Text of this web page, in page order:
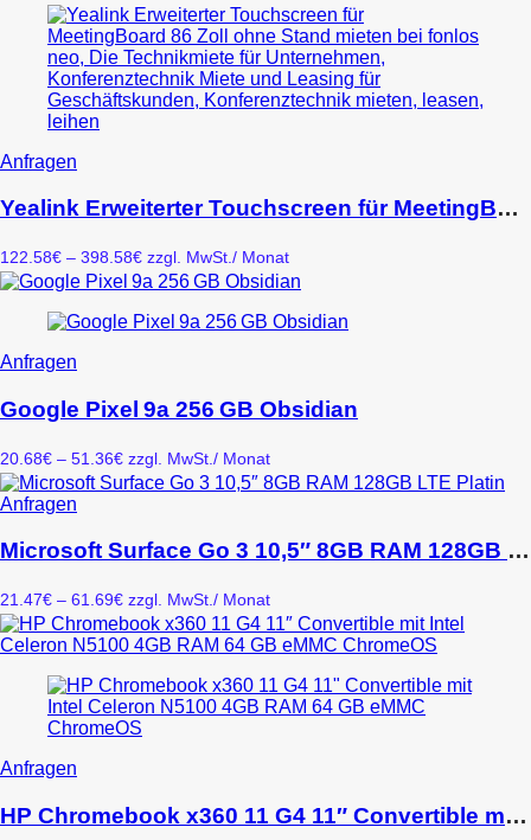
auf
der
Produktseite
gewählt
werden
Anfragen
weist
mehrere
auf.
Die
Optionen
können
der
gewählt
Yealink Erweiterter Touchscreen für MeetingBoard 86 Zoll ohne Stand
122.58€ – 398.58€Preisspanne:
122.58€
398.58€
zzgl. MwSt. / Monat
Anfragen
weist
mehrere
auf.
Die
Optionen
auf
Produktseite
gewählt
werden
Google Pixel 9a 256 GB Obsidian
20.68€ – 51.36€Preisspanne:
20.68€
bis
zzgl. MwSt. / Monat
Anfragen
weist
mehrere
auf.
Die
Optionen
können
auf
der
Produktseite
werden
Microsoft Surface Go 3 10,5″ 8GB RAM 128GB LTE Platin
21.47€ – 61.69€Preisspanne:
21.47€
bis
zzgl. MwSt. / Monat
Anfragen
weist
mehrere
HP Chromebook x360 11 G4 11″ Convertible mit Intel Celeron N5100 4GB RAM 64 GB eMMC ChromeOS